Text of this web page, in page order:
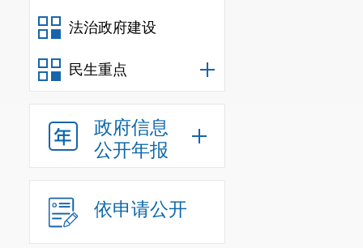
法治政府建设
民生重点
政府信息
公开年报
依申请公开